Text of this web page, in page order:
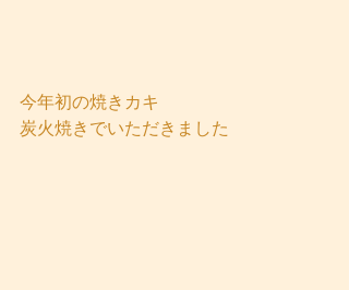
今年初の焼きカキ
炭火焼きでいただきました